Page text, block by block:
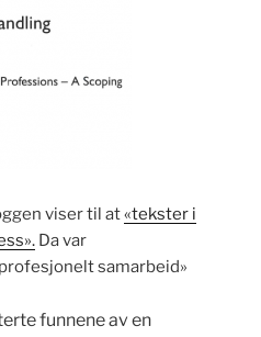
viser til at«tekster i
Da var
samarbeid»
funnene av en